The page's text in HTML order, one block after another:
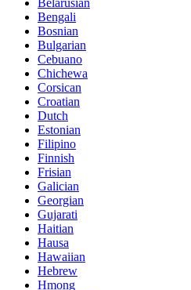
Bengali
Bosnian
Bulgarian
Cebuano
Chichewa
Corsican
Croatian
Dutch
Estonian
Filipino
Finnish
Frisian
Galician
Georgian
Gujarati
Haitian
Hausa
Hawaiian
Hebrew
Hmong